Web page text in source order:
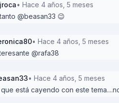
• Hace 4 años, 5 meses
@beasan33 😉
• Hace 4 años, 5 meses
@rafa38
• Hace 4 años, 5 meses
está cayendo con este